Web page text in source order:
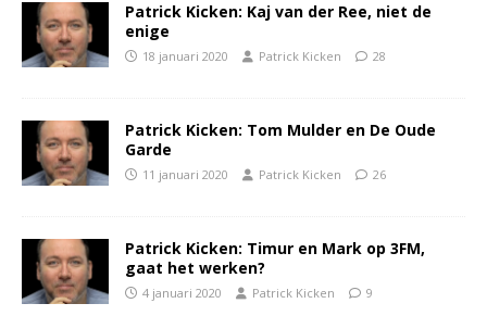
Patrick Kicken: Kaj van der Ree, niet de
enige
18 januari 2020 Patrick Kicken 28
Patrick Kicken: Tom Mulder en De Oude
Garde
11 januari 2020 Patrick Kicken 26
Patrick Kicken: Timur en Mark op 3FM,
gaat het werken?
4 januari 2020 Patrick Kicken 9